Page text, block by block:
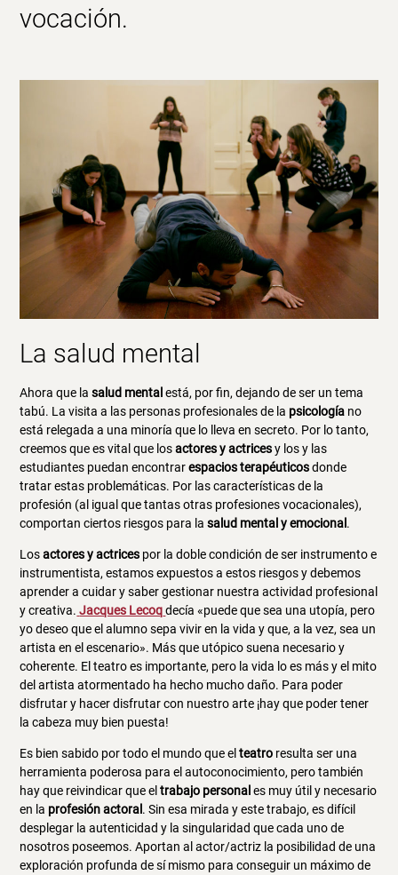
vocación.
La salud mental
Ahora que lasalud mental está, por fin, dejando de ser un tema
tabú. La visita a las personas profesionales de la psicología no
está relegada a una minoría que lo lleva en secreto. Por lo tanto,
creemos que es vital que losactores y actricesy los y las
estudiantes puedan encontrarespacios terapéuticosdonde
tratar estas problemáticas. Por las características de la
profesión (al igual que tantas otras profesiones vocacionales),
comportan ciertos riesgos para lasalud mental y emocional .
Losactores y actrices por la doble condición de ser instrumento e
instrumentista, estamos expuestos a estos riesgos y debemos
aprender a cuidar y saber gestionar nuestra actividad profesional
y creativa. Jacques Lecoq decía «puede que sea una utopía, pero
yo deseo que el alumno sepa vivir en la vida y que, a la vez, sea un
artista en el escenario». Más que utópico suena necesario y
coherente. El teatro es importante, pero la vida lo es más y el mito
del artista atormentado ha hecho mucho daño. Para poder
disfrutar y hacer disfrutar con nuestro arte ¡hay que poder tener
la cabeza muy bien puesta!
Es bien sabido por todo el mundo que elteatro resulta ser una
herramienta poderosa para el autoconocimiento, pero también
hay que reivindicar que el trabajo personal es muy útil y necesario
en la profesión actoral . Sin esa mirada y este trabajo, es difícil
desplegar la autenticidad y la singularidad que cada uno de
nosotros poseemos. Aportan al actor/actriz la posibilidad de una
exploración profunda de sí mismo para conseguir un máximo de